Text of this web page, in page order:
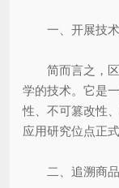
一、开展技术
简而言之，区
学的技术。它是
性、不可篡改性
应用研究位点正
二、追溯商品